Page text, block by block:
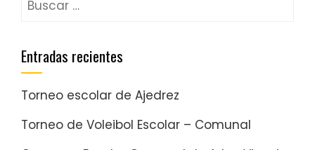
Entradas recientes
Torneo escolar de Ajedrez
Torneo de Voleibol Escolar – Comunal